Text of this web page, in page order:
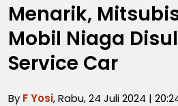
Menarik,
Mobil Niaga
Service Car
By F Yosi, Rabu, 24 Juli 2024 |